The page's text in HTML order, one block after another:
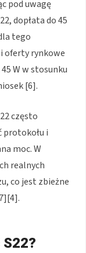
pod uwagę
dopłata do 45
tego
oferty rynkowe
W w stosunku
[6].
często
protokołu i
moc. W
realnych
co jest zbieżne